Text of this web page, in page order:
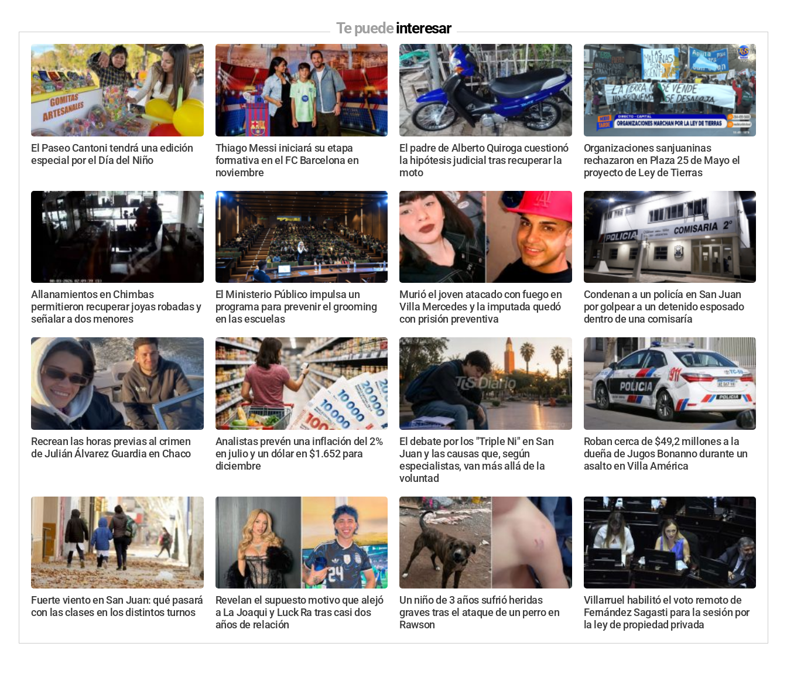
Te puedeinteresar
El Paseo Cantoni tendrá una edición
especial por el Día del Niño
Thiago Messi iniciará su etapa
formativa en el FC Barcelona en
noviembre
El padre de Alberto Quiroga cuestionó
la hipótesis judicial tras recuperar la
moto
Organizaciones sanjuaninas
rechazaron en Plaza 25 de Mayo el
proyecto de Ley de Tierras
Allanamientos en Chimbas
permitieron recuperar joyas robadas y
señalar a dos menores
El Ministerio Público impulsa un
programa para prevenir el grooming
en las escuelas
Murió el joven atacado con fuego en
Villa Mercedes y la imputada quedó
con prisión preventiva
Condenan a un policía en San Juan
por golpear a un detenido esposado
dentro de una comisaría
Recrean las horas previas al crimen
de Julián Álvarez Guardia en Chaco
Analistas prevén una inflación del 2%
en julio y un dólar en $1.652 para
diciembre
El debate por los "Triple Ni" en San
Juan y las causas que, según
especialistas, van más allá de la
voluntad
Roban cerca de $49,2 millones a la
dueña de Jugos Bonanno durante un
asalto en Villa América
Fuerte viento en San Juan: qué pasará
con las clases en los distintos turnos
Revelan el supuesto motivo que alejó
a La Joaqui y Luck Ra tras casi dos
años de relación
Un niño de 3 años sufrió heridas
graves tras el ataque de un perro en
Rawson
Villarruel habilitó el voto remoto de
Fernández Sagasti para la sesión por
la ley de propiedad privada